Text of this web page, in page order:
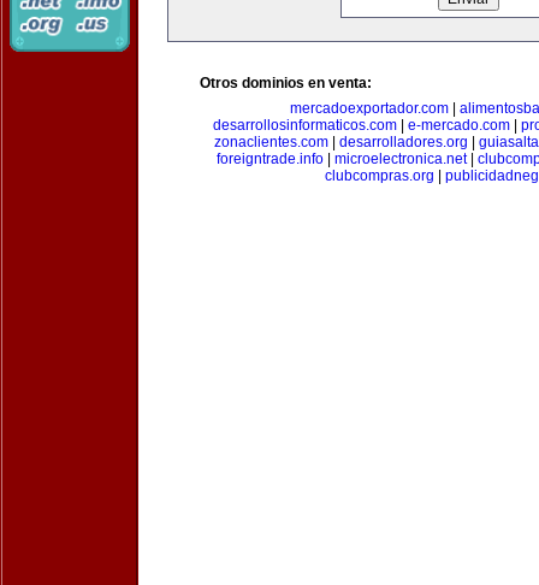
Otros dominios en venta:
mercadoexportador.com|
desarrollosinformaticos.com| e-mercado.com|
zonaclientes.com| desarrolladores.org
foreigntrade.info
microelectronica.net|
clubcompras.org